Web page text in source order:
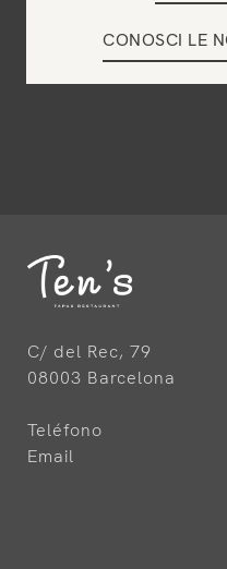
CONOSCI LE
C/ del Rec, 79
08003 Barcelona
Teléfono
Email